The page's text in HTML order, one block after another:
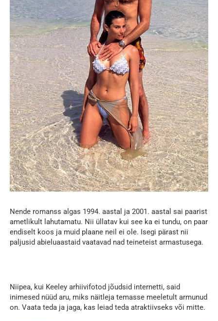
Nende romanss algas 1994. aastal ja 2001. aastal sai paarist
ametlikult lahutamatu. Nii üllatav kui see ka ei tundu, on paar
endiselt koos ja muid plaane neil ei ole. Isegi pärast nii
paljusid abieluaastaid vaatavad nad teineteist armastusega.
Niipea, kui Keeley arhiivifotod jõudsid internetti, said
inimesed nüüd aru, miks näitleja temasse meeletult armunud
on. Vaata teda ja jaga, kas leiad teda atraktiivseks või mitte.